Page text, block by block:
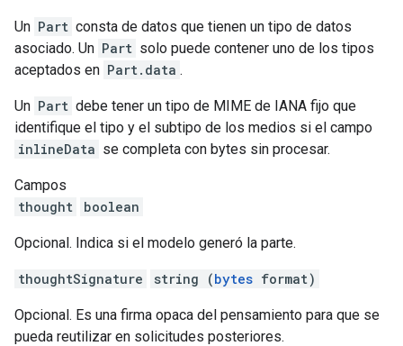
Un Part consta de datos que tienen un tipo de datos
asociado. Un Part solo puede contener uno de los tipos
aceptados en Part.data .
Un Part debe tener un tipo de MIME de IANA fijo que
identifique el tipo y el subtipo de los medios si el campo
inlineData se completa con bytes sin procesar.
Campos
thought
boolean
Opcional. Indica si el modelo generó la parte.
thoughtSignature string (bytes format)
Opcional. Es una firma opaca del pensamiento para que se
pueda reutilizar en solicitudes posteriores.